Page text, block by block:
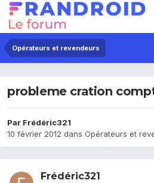
Opérateurs et revendeurs
probleme cration
Par Frédéric321
10 février 2012 dans Opérateurs et
Frédéric321